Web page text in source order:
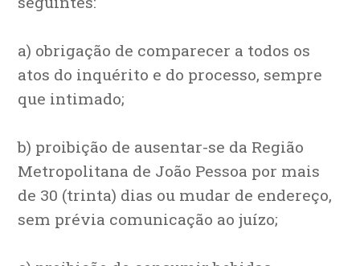
a) obrigação de comparecer a todos os
atos do inquérito e do processo, sempre
que intimado;
b) proibição de ausentar-se da Região
Metropolitana de João Pessoa por mais
de 30 (trinta) dias ou mudar de endereço,
sem prévia comunicação ao juízo;